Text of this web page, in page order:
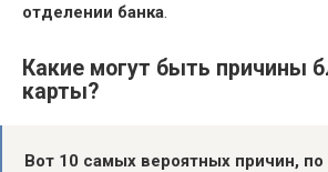
отделении банка.
Какие могут быть причины
карты?
Вот 10 самых вероятных причин,